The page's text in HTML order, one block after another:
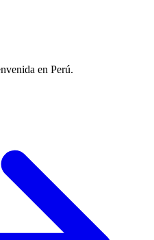
en Perú.